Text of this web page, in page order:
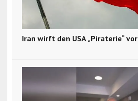
Iran wirft den USA „Piraterie“ vor